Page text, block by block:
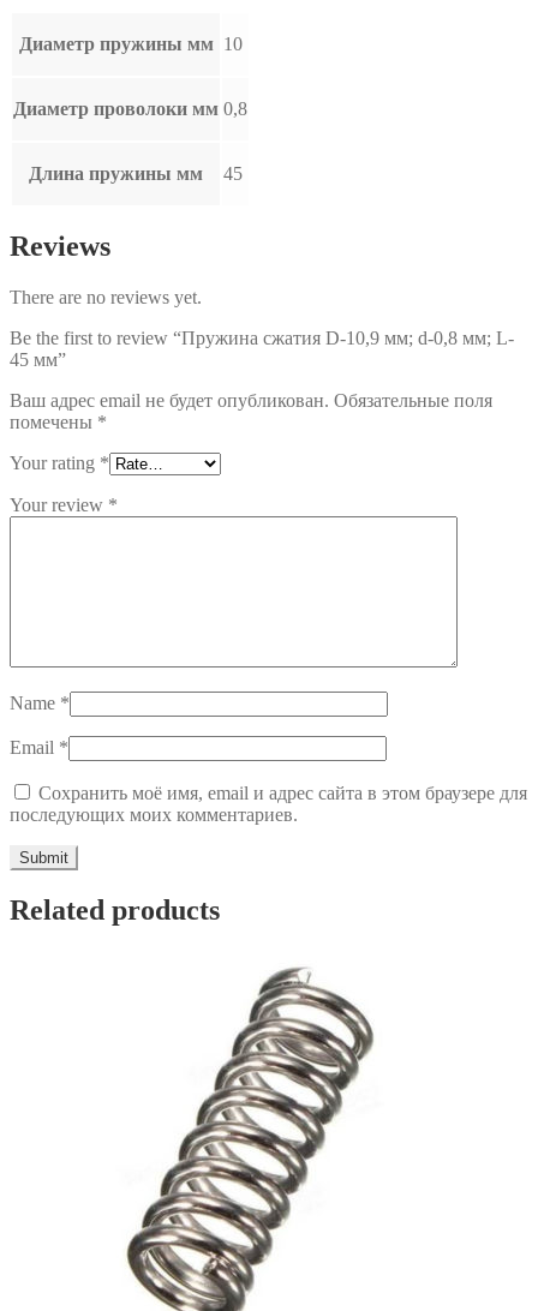
Диаметр пружины мм 10
Диаметр проволоки мм 0,8
Длина пружины мм 45
Reviews
There are no reviews yet.
Be the first to review “Пружина сжатия D-10,9 мм; d-0,8 мм; L-
45 мм”
Ваш адрес email не будет опубликован. Обязательные поля
помечены *
Your rating *
Your review *
Name *
Email *
Сохранить моё имя, email и адрес сайта в этом браузере для
последующих моих комментариев.
Related products